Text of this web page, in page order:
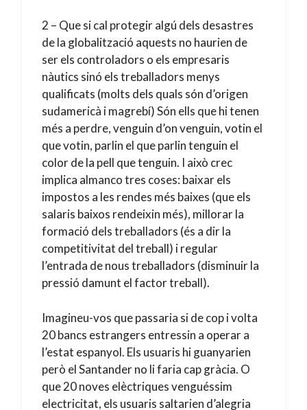
2 – Que si cal protegir algú dels desastres
de la globalització aquests no haurien de
ser els controladors o els empresaris
nàutics sinó els treballadors menys
qualificats (molts dels quals són d’origen
sudamericà i magrebí) Són ells que hi tenen
més a perdre, venguin d’on venguin, votin el
que votin, parlin el que parlin tenguin el
color de la pell que tenguin. I això crec
implica almanco tres coses: baixar els
impostos a les rendes més baixes (que els
salaris baixos rendeixin més), millorar la
formació dels treballadors (és a dir la
competitivitat del treball) i regular
l’entrada de nous treballadors (disminuir la
pressió damunt el factor treball).
Imagineu-vos que passaria si de cop i volta
20 bancs estrangers entressin a operar a
l’estat espanyol. Els usuaris hi guanyarien
però el Santander no li faria cap gràcia. O
que 20 noves elèctriques venguéssim
electricitat, els usuaris saltarien d’alegria